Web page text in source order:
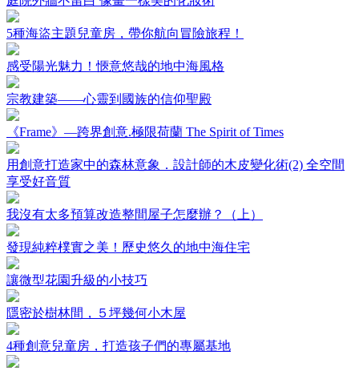
5種海盜主題兒童房，帶你航向冒險旅程！
感受陽光魅力！愜意悠哉的地中海風格
宗教建築——心靈到國族的信仰聖殿
《Frame》—跨界創意.極限荷蘭 The Spirit of Times
用創意打造家中的森林意象．設計師的木皮變化術(2) 全空間
享受好音質
我沒有太多預算改造整間屋子怎麼辦？（上）
發現純粹樸實之美！歷史悠久的地中海住宅
讓微型花園升級的小技巧
隱密於樹林間，５坪幾何小木屋
4種創意兒童房，打造孩子們的專屬基地